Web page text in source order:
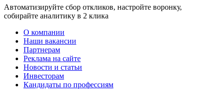
Автоматизируйте сбор откликов, настройте воронку,
собирайте аналитику в 2 клика
О компании
Наши вакансии
Партнерам
Реклама на сайте
Новости и статьи
Инвесторам
Кандидаты по профессиям